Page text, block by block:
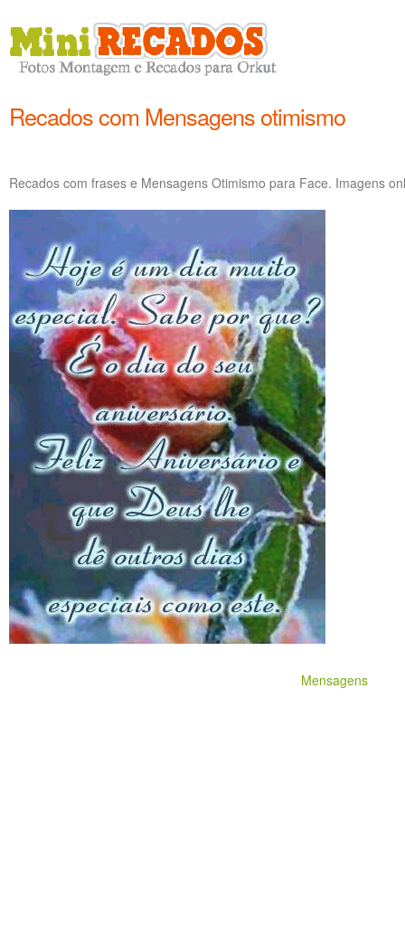
Recados com Mensagens otimismo
Recados com frases e Mensagens Otimismo para Face. Imagens
Mensagens